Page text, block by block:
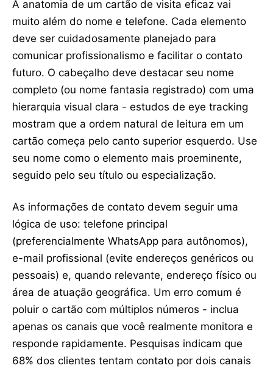
A anatomia de um cartão de visita eficaz vai
muito além do nome e telefone. Cada elemento
deve ser cuidadosamente planejado para
comunicar profissionalismo e facilitar o contato
futuro. O cabeçalho deve destacar seu nome
completo (ou nome fantasia registrado) com uma
hierarquia visual clara - estudos de eye tracking
mostram que a ordem natural de leitura em um
cartão começa pelo canto superior esquerdo. Use
seu nome como o elemento mais proeminente,
seguido pelo seu título ou especialização.
As informações de contato devem seguir uma
lógica de uso: telefone principal
(preferencialmente WhatsApp para autônomos),
e-mail profissional (evite endereços genéricos ou
pessoais) e, quando relevante, endereço físico ou
área de atuação geográfica. Um erro comum é
poluir o cartão com múltiplos números - inclua
apenas os canais que você realmente monitora e
responde rapidamente. Pesquisas indicam que
68% dos clientes tentam contato por dois canais